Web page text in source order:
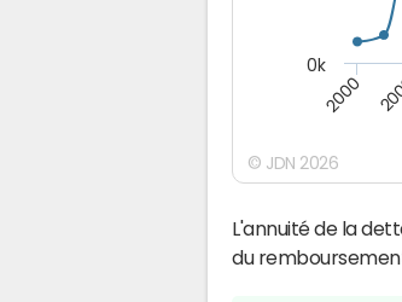
2000
0k
© JDN 2026
L'annuité de la
du